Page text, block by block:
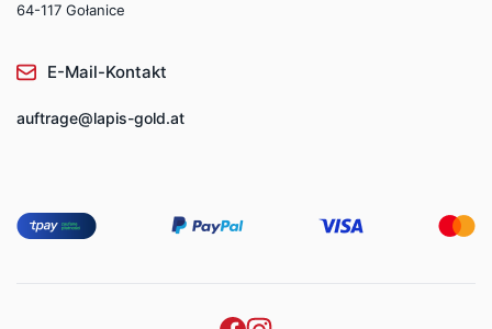
64-117 Gołanice
E-Mail-Kontakt
auftrage@lapis-gold.at